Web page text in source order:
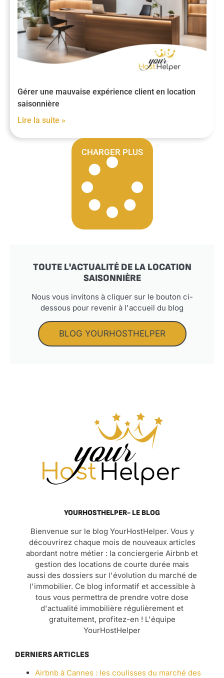
Gérer une mauvaise expérience client en location
saisonnière
Lire la suite »
CHARGER PLUS
TOUTE L'ACTUALITÉ DE LA LOCATION
SAISONNIÈRE
Nous vous invitons à cliquer sur le bouton ci-
dessous pour revenir à l'accueil du blog
BLOG YOURHOSTHELPER
YOURHOSTHELPER- LE BLOG
Bienvenue sur le blog YourHostHelper. Vous y
découvrirez chaque mois de nouveaux articles
abordant notre métier : la conciergerie Airbnb et
gestion des locations de courte durée mais
aussi des dossiers sur l'évolution du marché de
l'immobilier. Ce blog informatif et accessible à
tous vous permettra de prendre votre dose
d'actualité immobilière régulièrement et
gratuitement, profitez-en ! L'équipe
YourHostHelper
DERNIERS ARTICLES
Airbnb à Cannes : les coulisses du marché des